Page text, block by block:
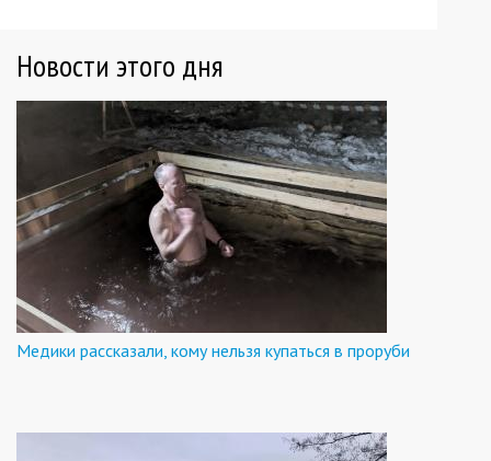
Новости этого дня
Медики рассказали, кому нельзя купаться в проруби